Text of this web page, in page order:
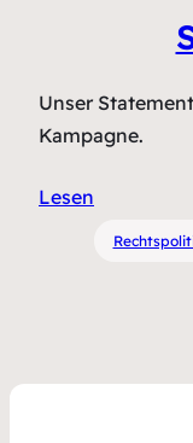
Unser
Kampagne.
Lesen